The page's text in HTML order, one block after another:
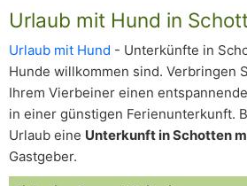
Urlaub mit Hund in
Urlaub mit Hund - Unterkünfte in
Hunde willkommen sind. Verbringen
Ihrem Vierbeiner einen
in einer günstigen Ferienunterkunft.
Urlaub eine Unterkunft in Schotten
Gastgeber.